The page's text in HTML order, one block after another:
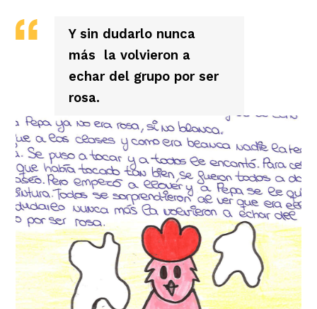
Y sin dudarlo nunca
más la volvieron a
echar del grupo por ser
rosa.